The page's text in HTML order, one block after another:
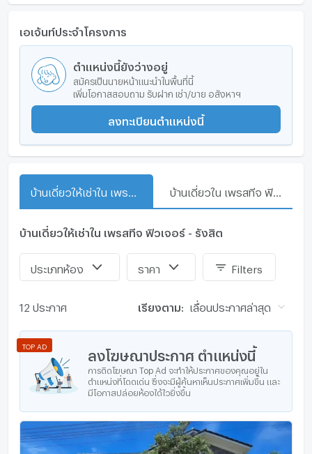
สวยงาม
รถไฟฟ้าสายสีแดง สถานีรังสิต
รถไฟฟ้าสายสีเขียว สถานีคูคต
ถนนรังสิต-นครนายก
ถนนพหลโยธิน
ทางพิเศษอุดรรัถยา
Lotus’s รังสิต
Major Cineplex รังสิต
Tara Avenue คลอง 3
Zeer รังสิต
Market Village รังสิต
ไทวัสดุ รังสิต
Big C คลอง 3
Big C รังสิต 2
Makro คลองหลวง
Makro รังสิต
Botany Lifestyle Park คลองหลวง
ตลาดสะพานแดงมาร์เก็ต
เอเจ้นท์ประจำโครงการ
ตำแหน่งนี้ยังว่างอยู่
สมัครเป็นนายหน้าแนะนำในพื้นที่นี้
เพิ่มโอกาสสอบถาม รับฝาก เช่า/ขาย อสังหาฯ
ลงทะเบียนตำแหน่งนี้
บ้านเดี่ยวให้เช่าใน เพรสทีจ ฟิวเจอร์ - รังสิต
ประเภทห้อง ราคา Filters
12 ประกาศ เรียงตาม: เลื่อนประกาศล่าสุด
ลงโฆษณาประกาศ ตำแหน่งนี้
การติดโฆษณา Top Ad จะทำให้ประกาศของคุณอยู่ใน
ตำแหน่งที่โดดเด่น ซึ่งจะมีผู้ค้นหาเห็นประกาศเพิ่มขึ้น และ
มีโอกาสปล่อยห้องได้ไวยิ่งขึ้น
TOP AD